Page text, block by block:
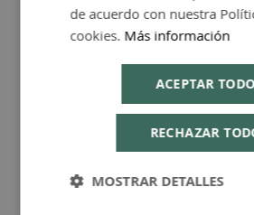
de acuerdo con nuestra
cookies. Más información
ACEPTAR
RECHAZAR
MOSTRAR DETALLES